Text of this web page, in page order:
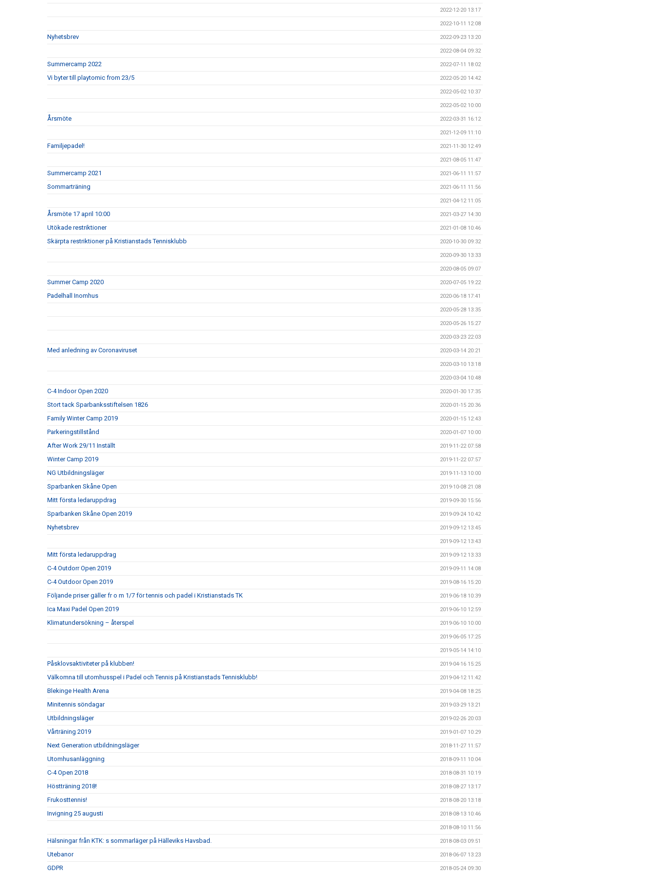
2022-12-20 13:17
2022-10-11 12:08
Nyhetsbrev 2022-09-23 13:20
2022-08-04 09:32
Summercamp 2022 2022-07-11 18:02
Vi byter till playtomic from 23/5 2022-05-20 14:42
2022-05-02 10:37
2022-05-02 10:00
Årsmöte 2022-03-31 16:12
2021-12-09 11:10
Familjepadel! 2021-11-30 12:49
2021-08-05 11:47
Summercamp 2021 2021-06-11 11:57
Sommarträning 2021-06-11 11:56
2021-04-12 11:05
Årsmöte 17 april 10:00 2021-03-27 14:30
Utökade restriktioner 2021-01-08 10:46
Skärpta restriktioner på Kristianstads Tennisklubb 2020-10-30 09:32
2020-09-30 13:33
2020-08-05 09:07
Summer Camp 2020 2020-07-05 19:22
Padelhall Inomhus 2020-06-18 17:41
2020-05-28 13:35
2020-05-26 15:27
2020-03-23 22:03
Med anledning av Coronaviruset 2020-03-14 20:21
2020-03-10 13:18
2020-03-04 10:48
C-4 Indoor Open 2020 2020-01-30 17:35
Stort tack Sparbanksstiftelsen 1826 2020-01-15 20:36
Family Winter Camp 2019 2020-01-15 12:43
Parkeringstillstånd 2020-01-07 10:00
After Work 29/11 Inställt 2019-11-22 07:58
Winter Camp 2019 2019-11-22 07:57
NG Utbildningsläger 2019-11-13 10:00
Sparbanken Skåne Open 2019-10-08 21:08
Mitt första ledaruppdrag 2019-09-30 15:56
Sparbanken Skåne Open 2019 2019-09-24 10:42
Nyhetsbrev 2019-09-12 13:45
2019-09-12 13:43
Mitt första ledaruppdrag 2019-09-12 13:33
C-4 Outdorr Open 2019 2019-09-11 14:08
C-4 Outdoor Open 2019 2019-08-16 15:20
Följande priser gäller fr o m 1/7 för tennis och padel i Kristianstads TK 2019-06-18 10:39
Ica Maxi Padel Open 2019 2019-06-10 12:59
Klimatundersökning – återspel 2019-06-10 10:00
2019-06-05 17:25
2019-05-14 14:10
Påsklovsaktiviteter på klubben! 2019-04-16 15:25
Välkomna till utomhusspel i Padel och Tennis på Kristianstads Tennisklubb! 2019-04-12 11:42
Blekinge Health Arena 2019-04-08 18:25
Minitennis söndagar 2019-03-29 13:21
Utbildningsläger 2019-02-26 20:03
Vårträning 2019 2019-01-07 10:29
Next Generation utbildningsläger 2018-11-27 11:57
Utomhusanläggning 2018-09-11 10:04
C-4 Open 2018 2018-08-31 10:19
Höstträning 2018! 2018-08-27 13:17
Frukosttennis! 2018-08-20 13:18
Invigning 25 augusti 2018-08-13 10:46
2018-08-10 11:56
Hälsningar från KTK: s sommarläger på Hälleviks Havsbad. 2018-08-03 09:51
Utebanor 2018-06-07 13:23
GDPR 2018-05-24 09:30